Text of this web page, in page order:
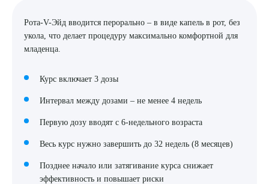
Рота-V-Эйд вводится перорально – в виде капель в рот, без
укола, что делает процедуру максимально комфортной для
младенца.
Курс включает 3 дозы
Интервал между дозами – не менее 4 недель
Первую дозу вводят с 6-недельного возраста
Весь курс нужно завершить до 32 недель (8 месяцев)
Позднее начало или затягивание курса снижает
эффективность и повышает риски